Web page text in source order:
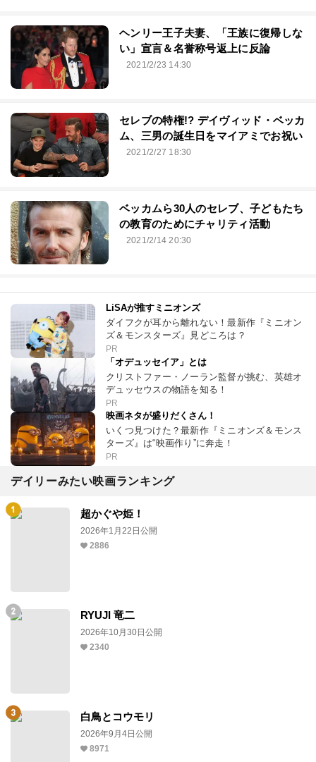
ヘンリー王子夫妻、「王族に復帰しな
い」宣言＆名誉称号返上に反論
2021/2/23 14:30
セレブの特権!? デイヴィッド・ベッカ
ム、三男の誕生日をマイアミでお祝い
2021/2/27 18:30
ベッカムら30人のセレブ、子どもたち
の教育のためにチャリティ活動
2021/2/14 20:30
LiSAが推すミニオンズ
ダイフクが耳から離れない！最新作『ミニオン
ズ＆モンスターズ』見どころは？
PR
「オデュッセイア」とは
クリストファー・ノーラン監督が挑む、英雄オ
デュッセウスの物語を知る！
PR
映画ネタが盛りだくさん！
いくつ見つけた？最新作『ミニオンズ＆モンス
ターズ』は“映画作り”に奔走！
PR
デイリーみたい映画ランキング
超かぐや姫！
2026年1月22日公開
2886
RYUJI 竜二
2026年10月30日公開
2340
白鳥とコウモリ
2026年9月4日公開
8971